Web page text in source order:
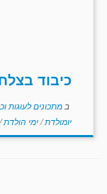
כיבוד
ב מתכונים לעוגות
יומולדת/ימי הולדת/